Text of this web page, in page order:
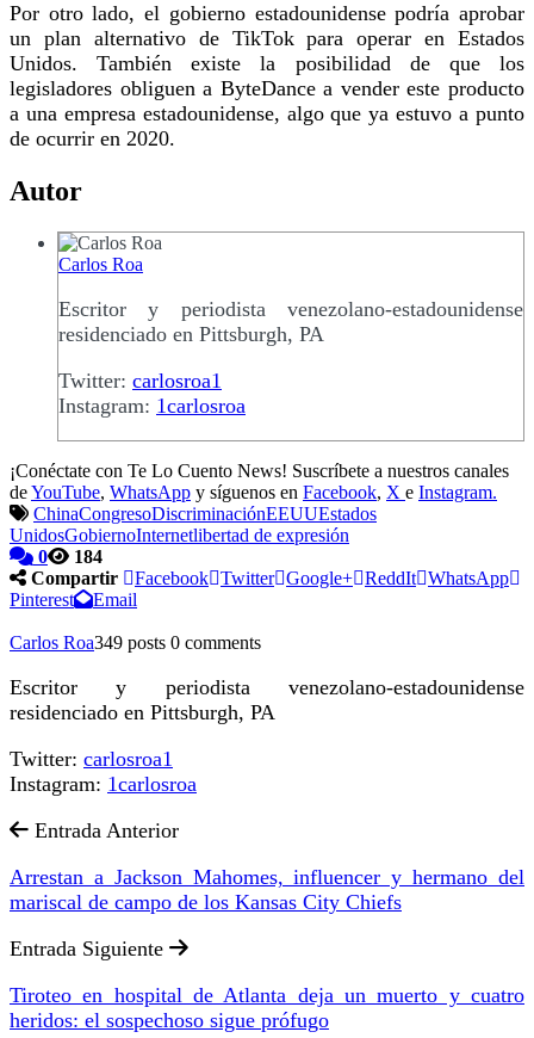
Por otro lado, el gobierno estadounidense podría aprobar
un plan alternativo de TikTok para operar en Estados
Unidos. También existe la posibilidad de que los
legisladores obliguen a ByteDance a vender este producto
a una empresa estadounidense, algo que ya estuvo a punto
de ocurrir en 2020.
Autor
Carlos Roa
Escritor y periodista venezolano-estadounidense
residenciado en Pittsburgh, PA
Twitter: carlosroa1
Instagram: 1carlosroa
¡Conéctate con Te Lo Cuento News! Suscríbete a nuestros canales
deYouTube, WhatsApp y síguenos en Facebook, X e Instagram.
ChinaCongresoDiscriminaciónEEUUEstados
UnidosGobiernoInternetlibertad de expresión
0
184
Compartir
Facebook Twitter Google+ ReddIt WhatsApp
Pinterest
Email
Carlos Roa349 posts 0 comments
Escritor y periodista venezolano-estadounidense
residenciado en Pittsburgh, PA
Twitter: carlosroa1
Instagram: 1carlosroa
Entrada Anterior
Arrestan a Jackson Mahomes, influencer y hermano del
mariscal de campo de los Kansas City Chiefs
Entrada Siguiente
Tiroteo en hospital de Atlanta deja un muerto y cuatro
heridos: el sospechoso sigue prófugo